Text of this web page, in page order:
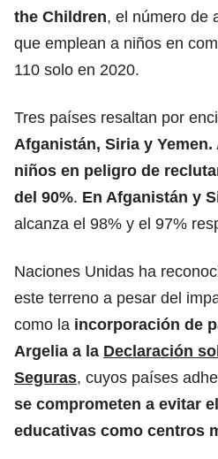
the Children, el número de
que emplean a niños en
110 solo en 2020.
Tres países resaltan por
Afganistán, Siria y
niños en peligro de
del 90%. En Afganistán y
alcanza el 98% y el 97%
Naciones Unidas ha
este terreno a pesar del
como la incorporación de
Argelia a la Declaración
Seguras, cuyos países
se comprometen a evitar
educativas como centros